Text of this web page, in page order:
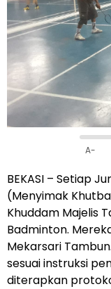
A-
BEKASI – Setiap
(Menyimak
Khuddam Majelis
Badminton.
Mekarsari
sesuai instruksi
diterapkan